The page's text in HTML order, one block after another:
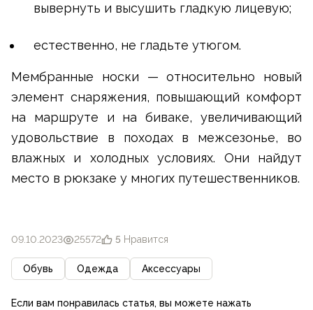
вывернуть и высушить гладкую лицевую;
естественно, не гладьте утюгом.
Мембранные носки — относительно новый
элемент снаряжения, повышающий комфорт
на маршруте и на биваке, увеличивающий
удовольствие в походах в межсезонье, во
влажных и холодных условиях. Они найдут
место в рюкзаке у многих путешественников.
09.10.2023 25572 5 Нравится
Обувь Одежда Аксессуары
Если вам понравилась статья, вы можете нажать